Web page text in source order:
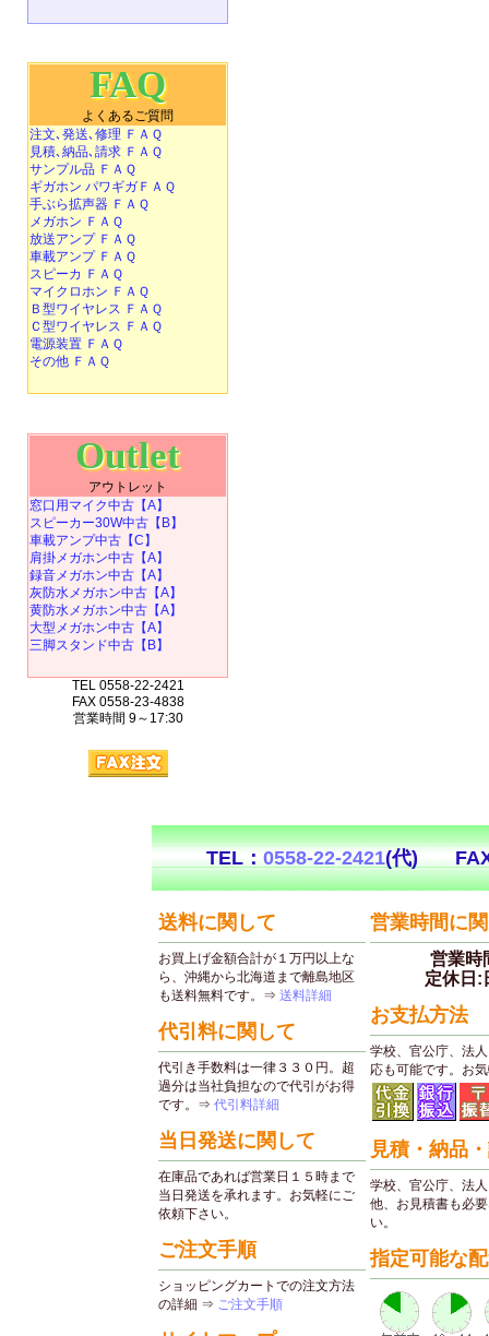
FAQ
よくあるご質問
注文､発送､修理 ＦＡＱ
見積､納品､請求 ＦＡＱ
サンプル品 ＦＡＱ
ギガホン パワギガＦＡＱ
手ぶら拡声器 ＦＡＱ
メガホン ＦＡＱ
放送アンプ ＦＡＱ
車載アンプ ＦＡＱ
スピーカ ＦＡＱ
マイクロホン ＦＡＱ
Ｂ型ワイヤレス ＦＡＱ
Ｃ型ワイヤレス ＦＡＱ
電源装置 ＦＡＱ
その他 ＦＡＱ
Outlet
アウトレット
窓口用マイク中古【A】
スピーカー30W中古【B】
車載アンプ中古【C】
肩掛メガホン中古【A】
録音メガホン中古【A】
灰防水メガホン中古【A】
黄防水メガホン中古【A】
大型メガホン中古【A】
三脚スタンド中古【B】
TEL 0558-22-2421
FAX 0558-23-4838
営業時間 9～17:30